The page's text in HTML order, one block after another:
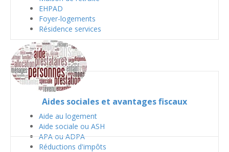
EHPAD
Foyer-logements
Résidence services
Aides sociales et avantages fiscaux
Aide au logement
Aide sociale ou ASH
APA ou ADPA
Réductions d'impôts